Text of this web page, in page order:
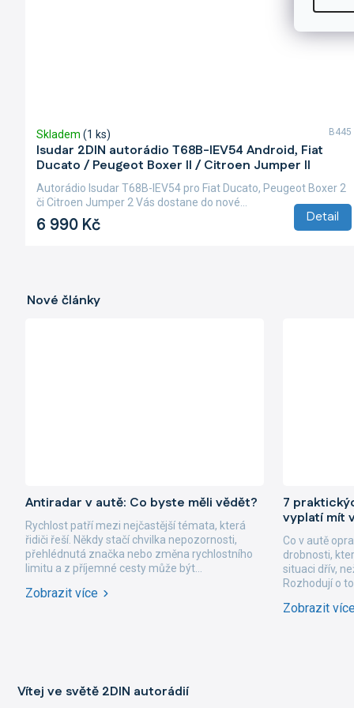
Isudar 2DIN autorádio T68B-IEV54 Android, Fiat
Ducato / Peugeot Boxer II / Citroen Jumper II
Skladem (1 ks)
6 990 Kč Detail
Autorádio Isudar T68B-IEV54 pro Fiat Ducato, Peugeot Boxer 2
či Citroen Jumper 2 Vás dostane do nové...
B445
Nové články
Antiradar v autě: Co byste měli vědět?
Rychlost patří mezi nejčastější témata, která
řidiči řeší. Někdy stačí chvilka nepozornosti,
přehlédnutá značka nebo změna rychlostního
limitu a z příjemné cesty může být...
7
vyplatí mít
Co v autě
drobnosti,
situaci dřív,
Rozhodují o
Vítej ve světě 2DIN autorádií